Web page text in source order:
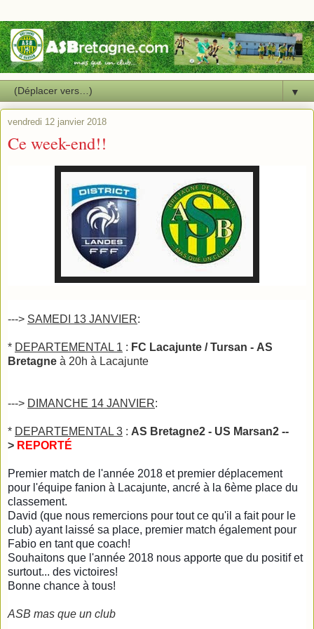
▼
vendredi 12 janvier 2018
Ce week-end!!
---> SAMEDI 13 JANVIER:
* DEPARTEMENTAL 1 : FC Lacajunte / Tursan - AS
Bretagne à 20h à Lacajunte
---> DIMANCHE 14 JANVIER:
* DEPARTEMENTAL 3 : AS Bretagne2 - US Marsan2 --
> REPORTÉ
Premier match de l'année 2018 et premier déplacement
pour l'équipe fanion à Lacajunte, ancré à la 6ème place du
classement.
David (que nous remercions pour tout ce qu'il a fait pour le
club) ayant laissé sa place, premier match également pour
Fabio en tant que coach!
Souhaitons que l'année 2018 nous apporte que du positif et
surtout... des victoires!
Bonne chance à tous!
ASB mas que un club